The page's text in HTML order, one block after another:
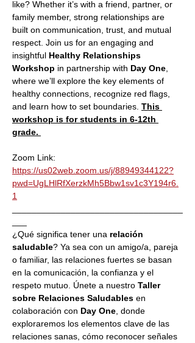
like? Whether it’s with a friend, partner, or
family member, strong relationships are
built on communication, trust, and mutual
respect. Join us for an engaging and
insightful Healthy Relationships
Workshop in partnership with Day One
where we’ll explore the key elements of
healthy connections, recognize red flags,
and learn how to set boundaries. This
workshop is for students in 6-12th
grade.
Zoom Link:
https://us02web.zoom.us/j/88949344122?
pwd=UgLHlRfXerzkMh5Bbw1sv1c3Y194r6.
1
¿Qué significa tener una relación
saludable? Ya sea con un amigo/a, pareja
o familiar, las relaciones fuertes se basan
en la comunicación, la confianza y el
respeto mutuo. Únete a nuestro Taller
sobre Relaciones Saludables en
colaboración con Day One , donde
exploraremos los elementos clave de las
relaciones sanas, cómo reconocer señales